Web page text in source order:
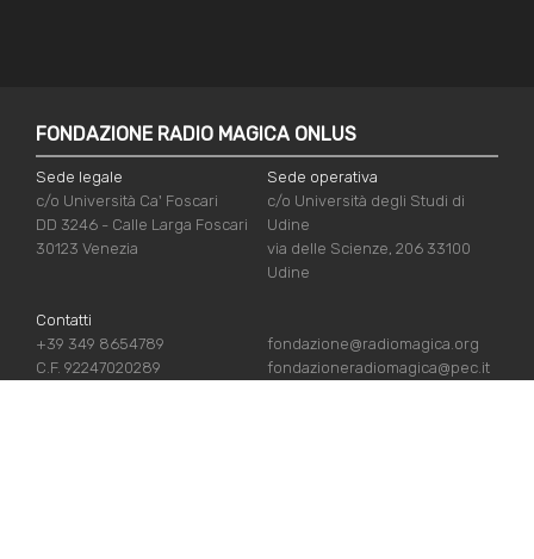
FONDAZIONE RADIO MAGICA ONLUS
Sede legale
c/o Università Ca' Foscari
DD 3246 - Calle Larga Foscari
30123 Venezia
Sede operativa
c/o Università degli Studi di
Udine
via delle Scienze, 206 33100
Udine
Contatti
+39 349 8654789
C.F. 92247020289
fondazione@radiomagica.org
fondazioneradiomagica@pec.it